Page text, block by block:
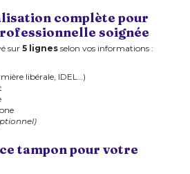
complète pour
soignée
sur 5 lignesselon vos informations :
libérale, IDEL…)
tampon pour votre